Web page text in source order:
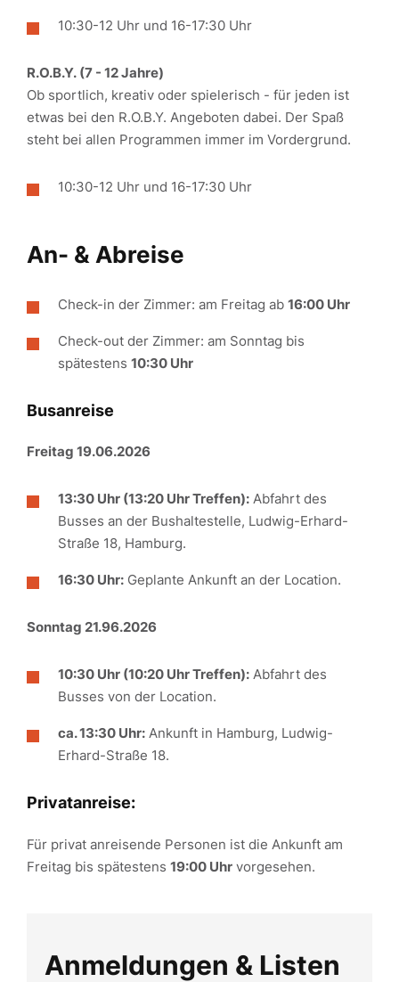
10:30-12 Uhr und 16-17:30 Uhr
R.O.B.Y. (7 - 12 Jahre)
Ob sportlich, kreativ oder spielerisch - für jeden ist
etwas bei den R.O.B.Y. Angeboten dabei. Der Spaß
steht bei allen Programmen immer im Vordergrund.
10:30-12 Uhr und 16-17:30 Uhr
An- & Abreise
Check-in der Zimmer: am Freitag ab 16:00 Uhr
Check-out der Zimmer: am Sonntag bis
spätestens 10:30 Uhr
Busanreise
Freitag 19.06.2026
13:30 Uhr (13:20 Uhr Treffen): Abfahrt des
Busses an der Bushaltestelle, Ludwig-Erhard-
Straße 18, Hamburg.
16:30 Uhr: Geplante Ankunft an der Location.
Sonntag 21.96.2026
10:30 Uhr (10:20 Uhr Treffen): Abfahrt des
Busses von der Location.
ca. 13:30 Uhr: Ankunft in Hamburg, Ludwig-
Erhard-Straße 18.
Privatanreise:
Für privat anreisende Personen ist die Ankunft am
Freitag bis spätestens 19:00 Uhr vorgesehen.
Anmeldungen & Listen